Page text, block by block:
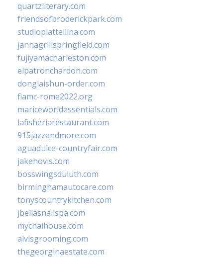
quartzliterary.com
friendsofbroderickpark.com
studiopiattellina.com
jannagrillspringfield.com
fujiyamacharleston.com
elpatronchardon.com
donglaishun-order.com
fiamc-rome2022.org
mariceworldessentials.com
lafisheriarestaurant.com
915jazzandmore.com
aguadulce-countryfair.com
jakehovis.com
bosswingsduluth.com
birminghamautocare.com
tonyscountrykitchen.com
jbellasnailspa.com
mychaihouse.com
alvisgrooming.com
thegeorginaestate.com